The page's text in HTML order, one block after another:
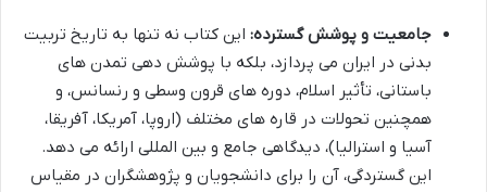
جامعیت و پوشش گسترده: این کتاب نه تنها به تاریخ تربیت
بدنی در ایران می پردازد، بلکه با پوشش دهی تمدن های
باستانی، تأثیر اسلام، دوره های قرون وسطی و رنسانس، و
همچنین تحولات در قاره های مختلف (اروپا، آمریکا، آفریقا،
آسیا و استرالیا)، دیدگاهی جامع و بین المللی ارائه می دهد.
این گستردگی، آن را برای دانشجویان و پژوهشگران در مقیاس